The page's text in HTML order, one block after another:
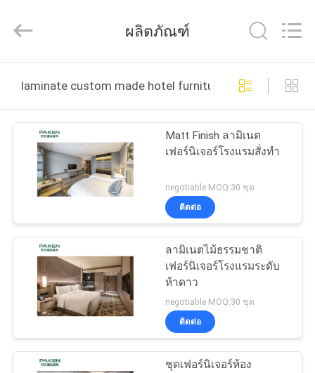
บ้าน
สินค้า
เกี่ยว
กับ
โรงงาน
Paken
Furniture
All
Reserved.
ผลิตภัณฑ์
laminate custom made hotel furniture ผลิตออนไลน์
Matt Finish ลามิเนต
เฟอร์นิเจอร์โรงแรมสั่งทำ
negotiable MOQ:30 ชุด
ติดต่อ
ลามิเนตไม้ธรรมชาติ
เฟอร์นิเจอร์โรงแรมระดับ
ห้าดาว
negotiable MOQ:30 ชุด
ติดต่อ
ชุดเฟอร์นิเจอร์ห้อง